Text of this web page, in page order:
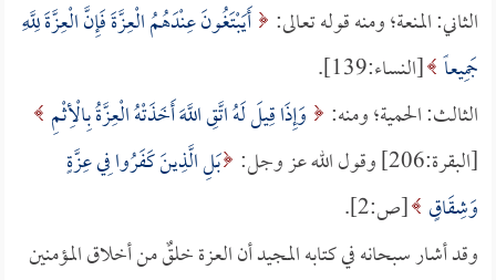
الثاني: المنعة؛ ومنه قوله تعالى:
أَيَبْتَغُونَ عِنْدَهُمُ الْعِزَّةَ فَإِنَّ الْعِزَّةَ لِلَّهِ
جَمِيعاً [النساء:139].
الثالث: الحمية؛ ومنه:
وَإِذَا قِيلَ لَهُ اتَّقِ اللَّهَ أَخَذَتْهُ الْعِزَّةُ بِالْأِثْمِ
[البقرة:206] وقول الله عز وجل:
بَلِ الَّذِينَ كَفَرُوا فِي عِزَّةٍ
وَشِقَاقٍ [ص:2].
وقد أشار سبحانه في كتابه المجيد أن العزة خلقٌ من أخلاق المؤمنين